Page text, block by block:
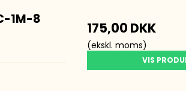
1M-8
175,00 DKK
(ekskl. moms)
VIS